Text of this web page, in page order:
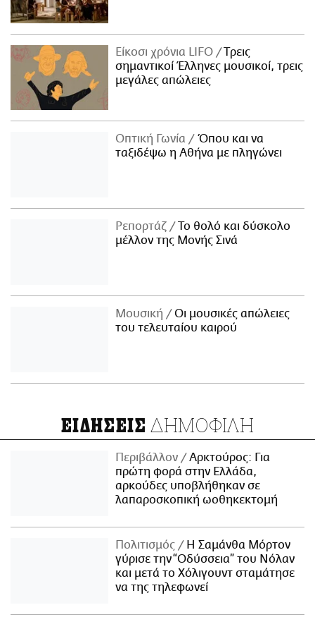
Είκοσι χρόνια LIFO
Tρεις
σημαντικοί Έλληνες μουσικοί, τρεις
μεγάλες απώλειες
Οπτική Γωνία
Όπου και να
ταξιδέψω η Αθήνα με πληγώνει
Ρεπορτάζ
Το θολό και δύσκολο
μέλλον της Μονής Σινά
Μουσική
Οι μουσικές απώλειες
του τελευταίου καιρού
ΕΙΔΗΣΕΙΣ ΔΗΜΟΦΙΛΗ
Περιβάλλον
Αρκτούρος: Για
πρώτη φορά στην Ελλάδα,
αρκούδες υποβλήθηκαν σε
λαπαροσκοπική ωοθηκεκτομή
Πολιτισμός
Η Σαμάνθα Μόρτον
γύρισε την “Οδύσσεια” του Νόλαν
και μετά το Χόλιγουντ σταμάτησε
να της τηλεφωνεί